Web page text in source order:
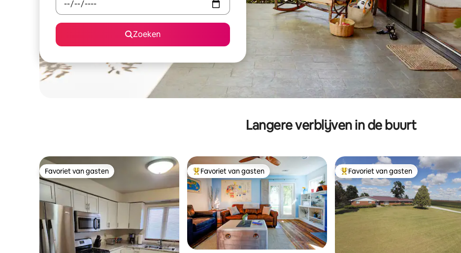
Zoeken
Langere verblijven in de buurt
Favoriet van gasten
Favoriet van gasten Topfavoriet van gasten
Favoriet van gasten Topfavoriet van gasten
Favoriet van gasten